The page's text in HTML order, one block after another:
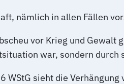
nämlich in allen Fällen
vor Krieg und
war, sondern
WStG sieht die